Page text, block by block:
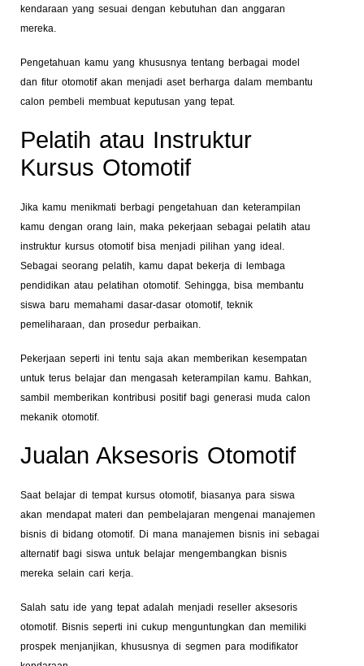
kendaraan yang sesuai dengan kebutuhan dan anggaran
mereka.
Pengetahuan kamu yang khususnya tentang berbagai model
dan fitur otomotif akan menjadi aset berharga dalam membantu
calon pembeli membuat keputusan yang tepat.
Pelatih atau Instruktur
Kursus Otomotif
Jika kamu menikmati berbagi pengetahuan dan keterampilan
kamu dengan orang lain, maka pekerjaan sebagai pelatih atau
instruktur kursus otomotif bisa menjadi pilihan yang ideal.
Sebagai seorang pelatih, kamu dapat bekerja di lembaga
pendidikan atau pelatihan otomotif. Sehingga, bisa membantu
siswa baru memahami dasar-dasar otomotif, teknik
pemeliharaan, dan prosedur perbaikan.
Pekerjaan seperti ini tentu saja akan memberikan kesempatan
untuk terus belajar dan mengasah keterampilan kamu. Bahkan,
sambil memberikan kontribusi positif bagi generasi muda calon
mekanik otomotif.
Jualan Aksesoris Otomotif
Saat belajar di tempat kursus otomotif, biasanya para siswa
akan mendapat materi dan pembelajaran mengenai manajemen
bisnis di bidang otomotif. Di mana manajemen bisnis ini sebagai
alternatif bagi siswa untuk belajar mengembangkan bisnis
mereka selain cari kerja.
Salah satu ide yang tepat adalah menjadi reseller aksesoris
otomotif. Bisnis seperti ini cukup menguntungkan dan memiliki
prospek menjanjikan, khususnya di segmen para modifikator